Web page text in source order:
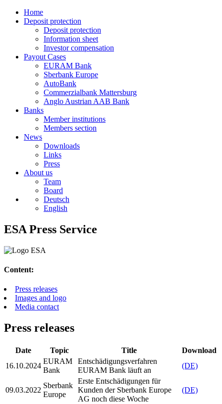
Home
Deposit protection
Deposit protection
Information sheet
Investor compensation
Payout Cases
EURAM Bank
Sberbank Europe
AutoBank
Commerzialbank Mattersburg
Anglo Austrian AAB Bank
Banks
Member institutions
Members section
News
Downloads
Links
Press
About us
Team
Board
Deutsch
English
ESA Press Service
Content:
Press releases
Images and logo
Media contact
Press releases
Date Topic Title
Download
16.10.2024
EURAM
Bank
Entschädigungsverfahren
EURAM Bank läuft an
(DE)
09.03.2022
Sberbank
Europe
Erste Entschädigungen für
Kunden der Sberbank Europe
AG noch diese Woche
(DE)